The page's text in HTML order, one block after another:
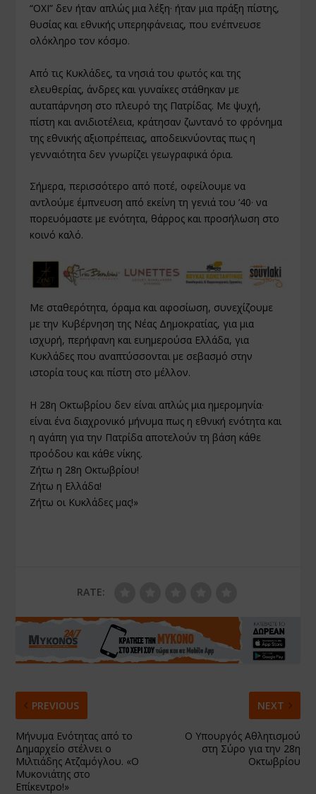
“ΟΧΙ” δεν ήταν απλώς μια λέξη· ήταν μια πράξη πίστης,
θυσίας και εθνικής υπερηφάνειας, που ενέπνευσε
ολόκληρο τον κόσμο.
Από τις Κυκλάδες, τα νησιά του φωτός και της
ελευθερίας, άνδρες και γυναίκες στάθηκαν με
αυταπάρνηση στο πλευρό της Πατρίδας. Με ψυχή,
πίστη και ανιδιοτέλεια, κράτησαν ζωντανό το φρόνημα
της εθνικής αξιοπρέπειας, αποδεικνύοντας πως η
γενναιότητα δεν γνωρίζει γεωγραφικά όρια.
Σήμερα, περισσότερο από ποτέ, οφείλουμε να
αντλούμε έμπνευση από εκείνη τη γενιά του ’40· να
πορευόμαστε με ενότητα, θάρρος και προσήλωση στο
κοινό καλό.
Με σταθερότητα, όραμα και αφοσίωση, συνεχίζουμε
με την Κυβέρνηση της Νέας Δημοκρατίας, για μια
ισχυρή, περήφανη και ευημερούσα Ελλάδα, για
Κυκλάδες που αναπτύσσονται με σεβασμό στην
ιστορία τους και πίστη στο μέλλον.
Η 28η Οκτωβρίου δεν είναι απλώς μια ημερομηνία·
είναι ένα διαχρονικό μήνυμα πως η εθνική ενότητα και
η αγάπη για την Πατρίδα αποτελούν τη βάση κάθε
προόδου και κάθε νίκης.
Ζήτω η 28η Οκτωβρίου!
Ζήτω η Ελλάδα!
Ζήτω οι Κυκλάδες μας!»
RATE:
PREVIOUS
Μήνυμα Ενότητας από το
Δημαρχείο στέλνει ο
Μιλτιάδης Ατζαμόγλου. «Ο
Μυκονιάτης στο
Επίκεντρο!»
NEXT
Ο Υπουργός Αθλητισμού
στη Σύρο για την 28η
Οκτωβρίου